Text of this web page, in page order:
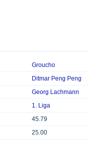
Groucho
Ditmar Peng Peng
Georg Lachmann
1. Liga
45.79
25.00